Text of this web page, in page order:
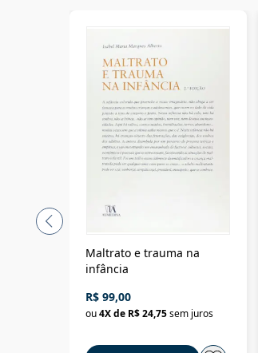
Maltrato e trauma na
infância
R$ 99,00
ou4X de R$ 24,75sem juros